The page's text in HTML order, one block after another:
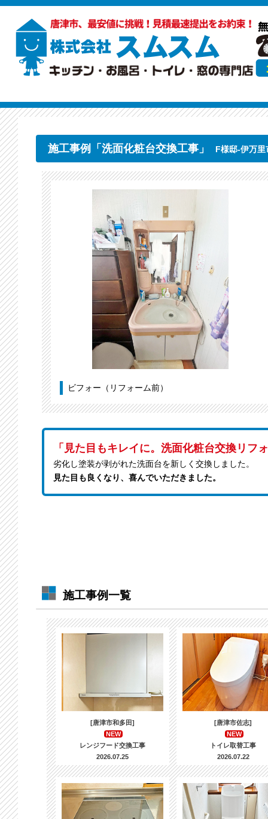
施工事例「洗面化粧台交換工事」 F様邸-伊万
ビフォー（リフォーム前）
「見た目もキレイに。洗面化粧台交換リフ
劣化し塗装が剥がれた洗面台を新しく交換しました。
見た目も良くなり、喜んでいただきました。
施工事例一覧
[唐津市和多田]
NEW
レンジフード交換工事
2026.07.25
[唐津市佐志]
NEW
トイレ取替工事
2026.07.22